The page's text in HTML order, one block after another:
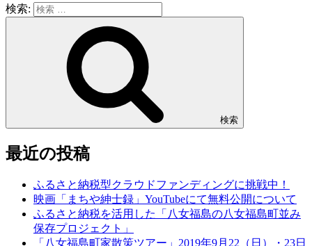
検索:
検索
最近の投稿
ふるさと納税型クラウドファンディングに挑戦中！
映画「まちや紳士録」YouTubeにて無料公開について
ふるさと納税を活用した「八女福島の八女福島町並み
保存プロジェクト」
「八女福島町家散策ツアー」2019年9月22（日）・23日